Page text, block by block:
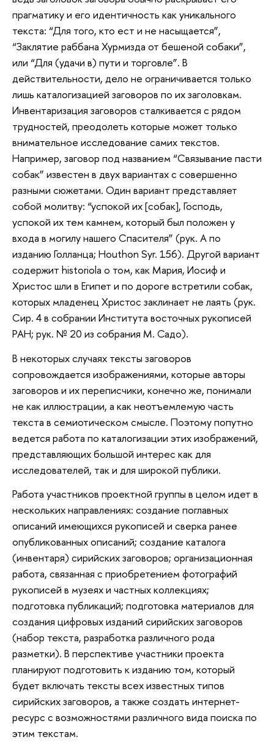
прагматику и его идентичность как уникального
текста: “Для того, кто ест и не насыщается”,
“Заклятие раббана Хурмизда от бешеной собаки”,
или “Для (удачи в) пути и торговле”. В
действительности, дело не ограничивается только
лишь каталогизацией заговоров по их заголовкам.
Инвентаризация заговоров сталкивается с рядом
трудностей, преодолеть которые может только
внимательное исследование самих текстов.
Например, заговор под названием “Связывание пасти
собак” известен в двух вариантах с совершенно
разными сюжетами. Один вариант представляет
собой молитву: “успокой их [собак], Господь,
успокой их тем камнем, который был положен у
входа в могилу нашего Спасителя” (рук. А по
изданию Голланца; Houthon Syr. 156). Другой вариант
содержит historiola о том, как Мария, Иосиф и
Христос шли в Египет и по дороге встретили собак,
которых младенец Христос заклинает не лаять (рук.
Сир. 4 в собрании Института восточных рукописей
РАН; рук. № 20 из собрания М. Садо).
В некоторых случаях тексты заговоров
сопровождается изображениями, которые авторы
заговоров и их переписчики, конечно же, понимали
не как иллюстрации, а как неотъемлемую часть
текста в семиотическом смысле. Поэтому попутно
ведется работа по каталогизации этих изображений,
представляющих большой интерес как для
исследователей, так и для широкой публики.
Работа участников проектной группы в целом идет в
нескольких направлениях: создание поглавных
описаний имеющихся рукописей и сверка ранее
опубликованных описаний; создание каталога
(инвентаря) сирийских заговоров; организационная
работа, связанная с приобретением фотографий
рукописей в музеях и частных коллекциях;
подготовка публикаций; подготовка материалов для
создания цифровых изданий сирийских заговоров
(набор текста, разработка различного рода
разметки). В перспективе участники проекта
планируют подготовить к изданию том, который
будет включать тексты всех известных типов
сирийских заговоров, а также создать интернет-
ресурс с возможностями различного вида поиска по
этим текстам.